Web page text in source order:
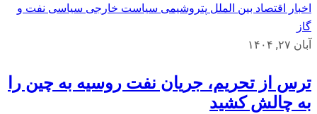
اخبار اقتصاد بین الملل پتروشیمی سیاست خارجی سیاسی نفت و
گاز
آبان ۲۷, ۱۴۰۴
ترس از تحریم، جریان نفت روسیه به چین را
به چالش کشید